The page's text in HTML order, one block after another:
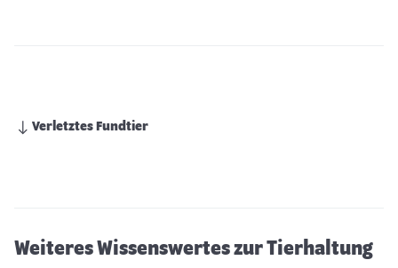
Verletztes Fundtier
Weiteres Wissenswertes zur Tierhaltung